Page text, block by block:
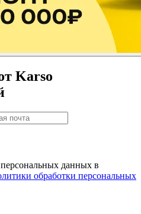
Karso
данных в
обработки персональных